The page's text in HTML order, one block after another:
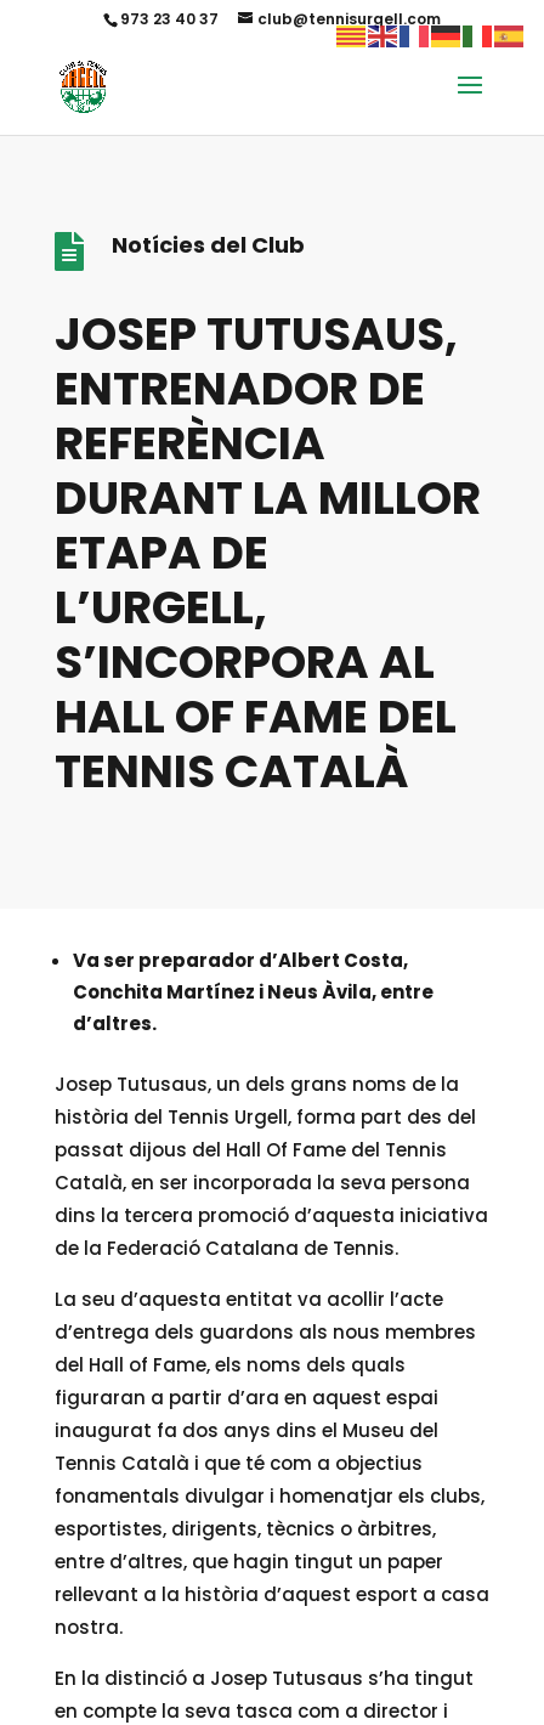
973 23 40 37 club@tennisurgell.com
 Notícies del Club
JOSEP TUTUSAUS,
ENTRENADOR DE
REFERÈNCIA
DURANT LA MILLOR
ETAPA DE
L’URGELL,
S’INCORPORA AL
HALL OF FAME DEL
TENNIS CATALÀ
Va ser preparador d’Albert Costa,
Conchita Martínez i Neus Àvila, entre
d’altres.
Josep Tutusaus, un dels grans noms de la
història del Tennis Urgell, forma part des del
passat dijous del Hall Of Fame del Tennis
Català, en ser incorporada la seva persona
dins la tercera promoció d’aquesta iniciativa
de la Federació Catalana de Tennis.
La seu d’aquesta entitat va acollir l’acte
d’entrega dels guardons als nous membres
del Hall of Fame, els noms dels quals
figuraran a partir d’ara en aquest espai
inaugurat fa dos anys dins el Museu del
Tennis Català i que té com a objectius
fonamentals divulgar i homenatjar els clubs,
esportistes, dirigents, tècnics o àrbitres,
entre d’altres, que hagin tingut un paper
rellevant a la història d’aquest esport a casa
nostra.
En la distinció a Josep Tutusaus s’ha tingut
en compte la seva tasca com a director i